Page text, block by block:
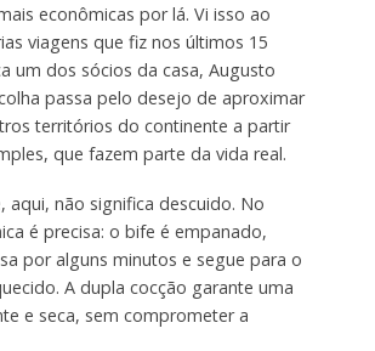
econômicas por lá. Vi isso ao
viagens que fiz nos últimos 15
um dos sócios da casa, Augusto
passa pelo desejo de aproximar
territórios do continente a partir
que fazem parte da vida real.
aqui, não significa descuido. No
é precisa: o bife é empanado,
por alguns minutos e segue para o
A dupla cocção garante uma
e seca, sem comprometer a